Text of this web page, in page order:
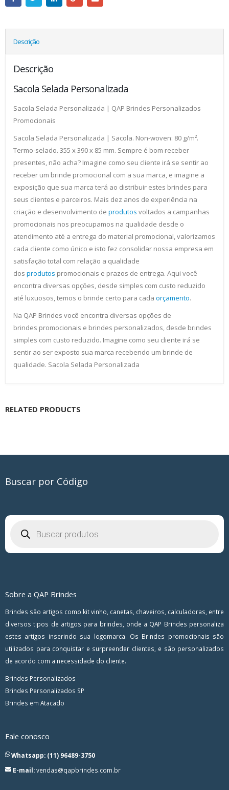
Descrição
Descrição
Sacola Selada Personalizada
Sacola Selada Personalizada | QAP Brindes Personalizados
Promocionais
Sacola Selada Personalizada | Sacola. Non-woven: 80 g/m².
Termo-selado. 355 x 390 x 85 mm. Sempre é bom receber
presentes, não acha? Imagine como seu cliente irá se sentir ao
receber um brinde promocional com a sua marca, e imagine a
exposição que sua marca terá ao distribuir estes brindes para
seus clientes e parceiros. Mais dez anos de experiência na
criação e desenvolvimento de produtos voltados a campanhas
promocionais nos preocupamos na qualidade desde o
atendimento até a entrega do material promocional, valorizamos
cada cliente como único e isto fez consolidar nossa empresa em
satisfação total com relação a qualidade
dos produtos promocionais e prazos de entrega. Aqui você
encontra diversas opções, desde simples com custo reduzido
até luxuosos, temos o brinde certo para cada orçamento.
Na QAP Brindes você encontra diversas opções de
brindes promocionais e brindes personalizados, desde brindes
simples com custo reduzido. Imagine como seu cliente irá se
sentir ao ser exposto sua marca recebendo um brinde de
qualidade. Sacola Selada Personalizada
RELATED PRODUCTS
Buscar por Código
produtos
Sobre a QAP Brindes
Brindes são artigos como kit vinho, canetas, chaveiros, calculadoras, entre
diversos tipos de artigos para brindes, onde a QAP Brindes personaliza
estes artigos inserindo sua logomarca. Os Brindes promocionais são
utilizados para conquistar e surpreender clientes, e são personalizados
de acordo com a necessidade do cliente.
Brindes Personalizados
Brindes Personalizados SP
Brindes em Atacado
Fale conosco
Whatsapp: (11) 96489-3750
E-mail:vendas@qapbrindes.com.br